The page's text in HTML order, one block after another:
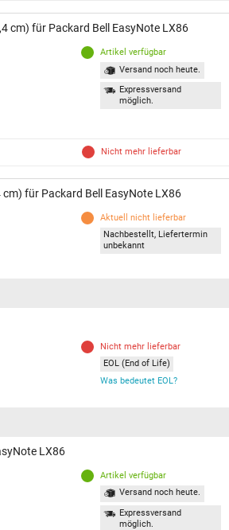
cm) für Packard Bell EasyNote LX86
Artikel verfügbar
Versand noch heute.
Expressversand
möglich.
Nicht mehr lieferbar
für Packard Bell EasyNote LX86
Aktuell nicht lieferbar
Nachbestellt, Liefertermin
unbekannt
Nicht mehr lieferbar
EOL (End of Life)
Was bedeutet EOL?
LX86
Artikel verfügbar
Versand noch heute.
Expressversand
möglich.